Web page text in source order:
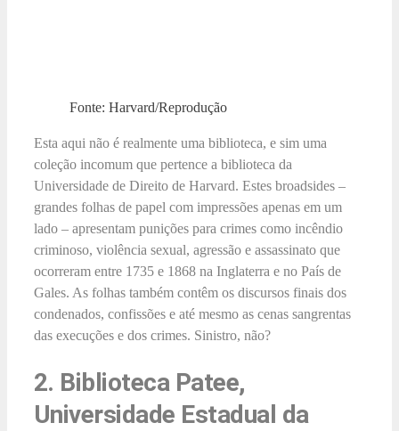
Fonte: Harvard/Reprodução
Esta aqui não é realmente uma biblioteca, e sim uma
coleção incomum que pertence a biblioteca da
Universidade de Direito de Harvard. Estes broadsides –
grandes folhas de papel com impressões apenas em um
lado – apresentam punições para crimes como incêndio
criminoso, violência sexual, agressão e assassinato que
ocorreram entre 1735 e 1868 na Inglaterra e no País de
Gales. As folhas também contêm os discursos finais dos
condenados, confissões e até mesmo as cenas sangrentas
das execuções e dos crimes. Sinistro, não?
2. Biblioteca Patee,
Universidade Estadual da